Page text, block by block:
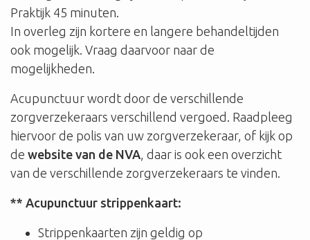
Praktijk 45 minuten.
In overleg zijn kortere en langere behandeltijden
ook mogelijk. Vraag daarvoor naar de
mogelijkheden.
Acupunctuur wordt door de verschillende
zorgverzekeraars verschillend vergoed. Raadpleeg
hiervoor de polis van uw zorgverzekeraar, of kijk op
de website van de NVA, daar is ook een overzicht
van de verschillende zorgverzekeraars te vinden.
** Acupunctuur strippenkaart:
Strippenkaarten zijn geldig op